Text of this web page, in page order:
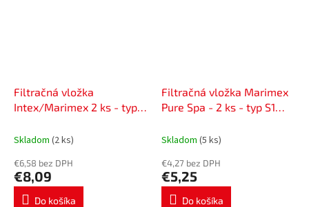
Filtračná vložka
Intex/Marimex 2 ks - typ H
Skladom (2 ks)
€6,58 bez DPH
€8,09
Do košíka
Filtračná vložka Marimex
Pure Spa - 2 ks - typ S1
Skladom (5 ks)
€4,27 bez DPH
€5,25
Do košíka